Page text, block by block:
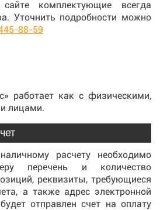
комплектующие всегда
Уточнить подробности можно
88-59
работает как с физическими,
лицами.
расчету необходимо
перечень и количество
реквизиты, требующиеся
а также адрес электронной
отправлен счет на оплату